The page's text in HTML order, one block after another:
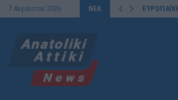
7 Αυγούστου 2026 ΝΕΑ